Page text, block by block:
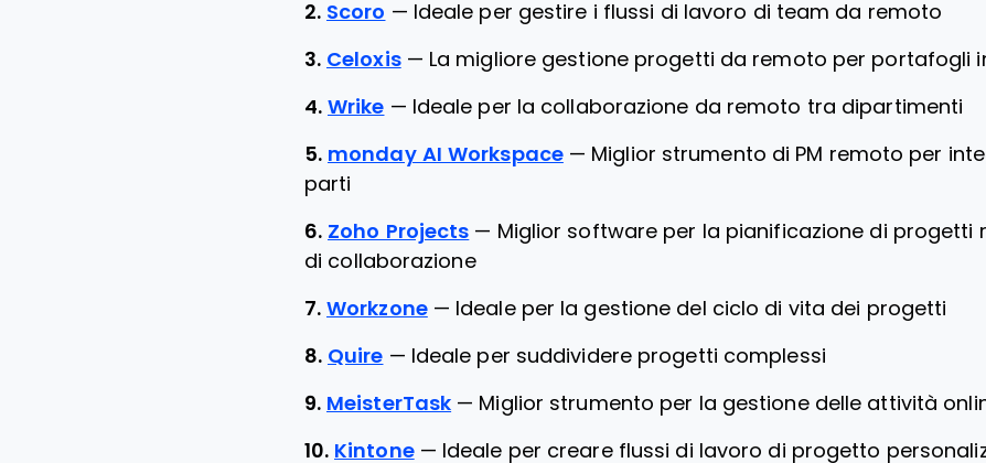
2. Scoro — Ideale per gestire i flussi di lavoro di team da remoto
3. Celoxis — La migliore gestione progetti da remoto per portafogli
4. Wrike — Ideale per la collaborazione da remoto tra dipartimenti
5. monday AI Workspace — Miglior strumento di PM remoto per
parti
6. Zoho Projects — Miglior software per la pianificazione di progetti
di collaborazione
7. Workzone — Ideale per la gestione del ciclo di vita dei progetti
8. Quire — Ideale per suddividere progetti complessi
9. MeisterTask — Miglior strumento per la gestione delle attività
10. Kintone — Ideale per creare flussi di lavoro di progetto